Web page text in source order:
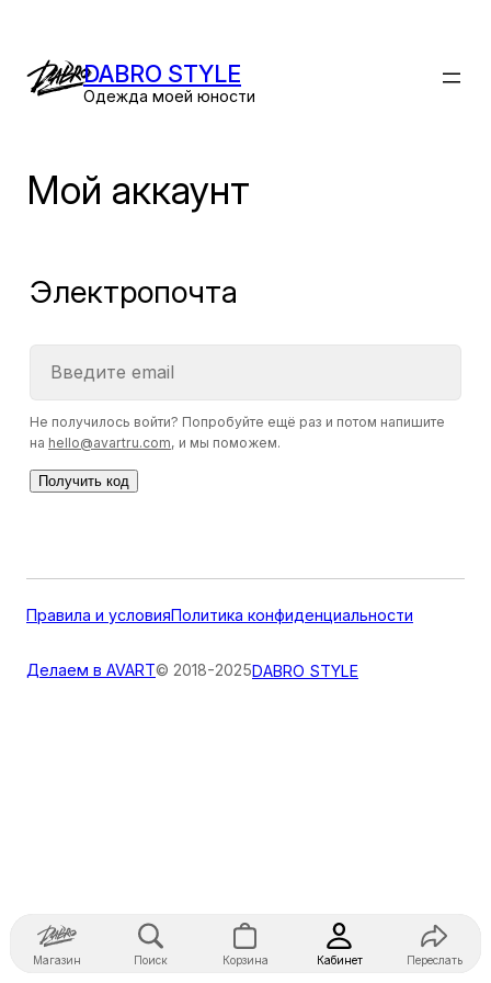
содержимомуDABRO STYLE
Одежда моей юности
Мой аккаунт
Электропочта
Не получилось войти? Попробуйте ещё раз и потом напишите
на hello@avartru.com, и мы поможем.
Получить код
Правила и условияПолитика конфиденциальности
Делаем в AVART© 2018-2025DABRO STYLE
Магазин Поиск Корзина Кабинет Переслать